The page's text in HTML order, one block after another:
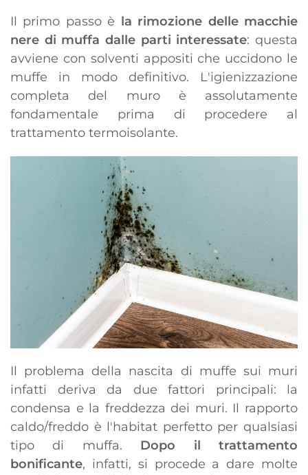
Il primo passo è la rimozione delle macchie
nere di muffa dalle parti interessate: questa
avviene con solventi appositi che uccidono le
muffe in modo definitivo. L'igienizzazione
completa del muro è assolutamente
fondamentale prima di procedere al
trattamento termoisolante.
Il problema della nascita di muffe sui muri
infatti deriva da due fattori principali: la
condensa e la freddezza dei muri. Il rapporto
caldo/freddo è l'habitat perfetto per qualsiasi
tipo di muffa. Dopo il trattamento
bonificante, infatti, si procede a dare molte